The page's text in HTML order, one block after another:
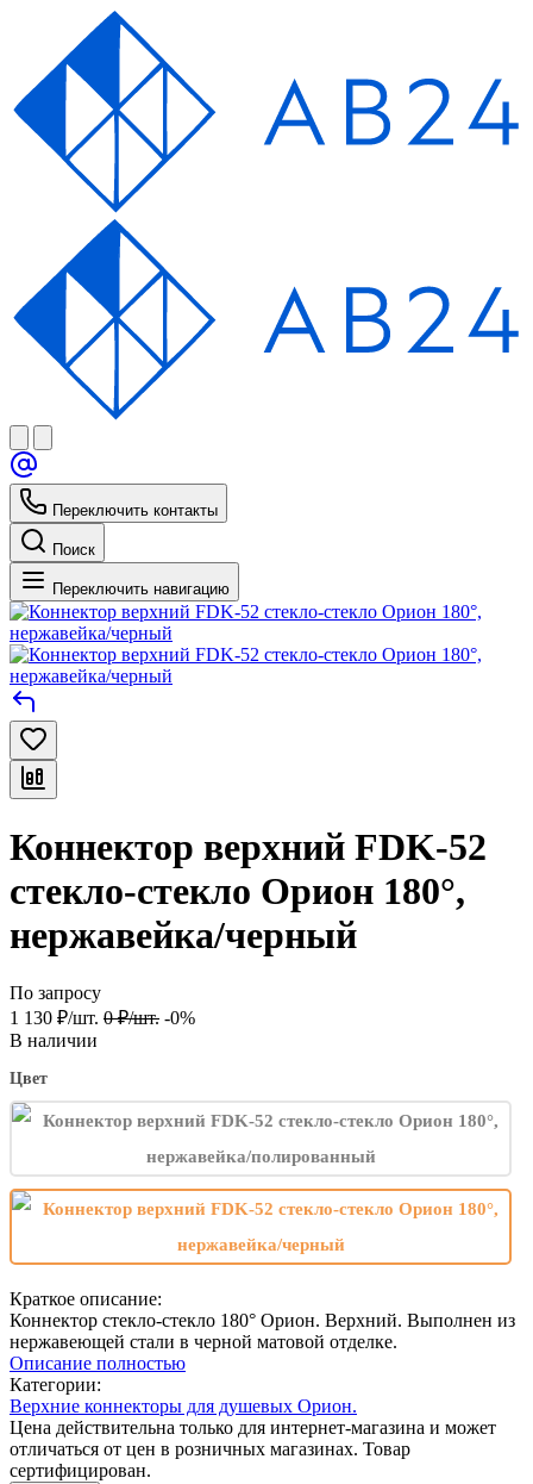
Переключить контакты
Поиск
Переключить навигацию
Коннектор верхний FDK-52
стекло-стекло Орион 180°,
нержавейка/черный
По запросу
1 130 ₽/шт. 0 ₽/шт. -0%
В наличии
Цвет
Краткое описание:
Коннектор стекло-стекло 180° Орион. Верхний. Выполнен из
нержавеющей стали в черной матовой отделке.
Описание полностью
Категории:
Верхние коннекторы для душевых Орион.
Цена действительна только для интернет-магазина и может
отличаться от цен в розничных магазинах. Товар
сертифицирован.